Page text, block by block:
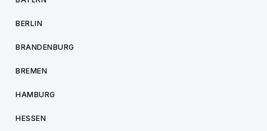
BERLIN
BRANDENBURG
BREMEN
HAMBURG
HESSEN